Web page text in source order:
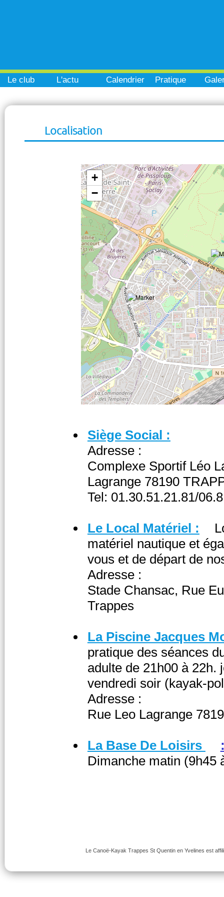
Le club L'actu Calendrier Pratique
Localisation
+
−
Siège Social :
Adresse :
Complexe Sportif Léo
Lagrange 78190
Tel: 01.30.51.21.81/
Le Local Matériel :
matériel nautique et
vous et de départ de
Adresse :
Stade Chansac, Rue
Trappes
La Piscine Jacques
pratique des séances
adulte de 21h00 à 22h.
vendredi soir (kayak-
Adresse :
Rue Leo Lagrange
La Base De Loisirs
Dimanche matin (9h45
Le Canoë-Kayak Trappes St Quentin en Yvelines est